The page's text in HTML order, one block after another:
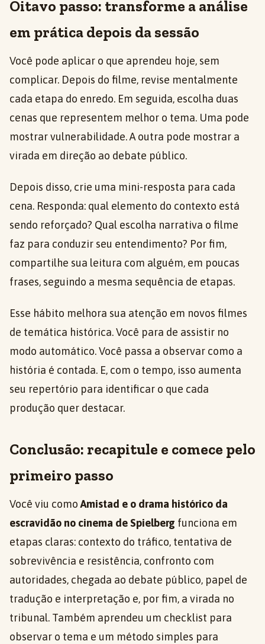
Oitavo passo: transforme a análise
em prática depois da sessão
Você pode aplicar o que aprendeu hoje, sem
complicar. Depois do filme, revise mentalmente
cada etapa do enredo. Em seguida, escolha duas
cenas que representem melhor o tema. Uma pode
mostrar vulnerabilidade. A outra pode mostrar a
virada em direção ao debate público.
Depois disso, crie uma mini-resposta para cada
cena. Responda: qual elemento do contexto está
sendo reforçado? Qual escolha narrativa o filme
faz para conduzir seu entendimento? Por fim,
compartilhe sua leitura com alguém, em poucas
frases, seguindo a mesma sequência de etapas.
Esse hábito melhora sua atenção em novos filmes
de temática histórica. Você para de assistir no
modo automático. Você passa a observar como a
história é contada. E, com o tempo, isso aumenta
seu repertório para identificar o que cada
produção quer destacar.
Conclusão: recapitule e comece pelo
primeiro passo
Você viu comoAmistad e o drama histórico da
escravidão no cinema de Spielberg funciona em
etapas claras: contexto do tráfico, tentativa de
sobrevivência e resistência, confronto com
autoridades, chegada ao debate público, papel de
tradução e interpretação e, por fim, a virada no
tribunal. Também aprendeu um checklist para
observar o tema e um método simples para